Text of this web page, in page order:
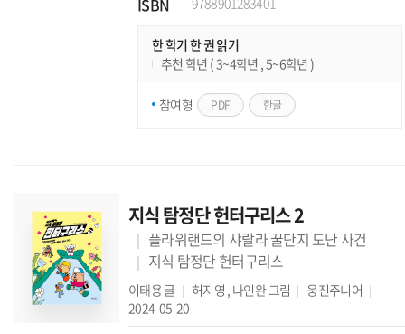
ISBN
한 학기 한 권 읽기
추천 학년 ( 3~4학년 , 5~6학년 )
참여형 PDF 한글
지식 탐정단 헌터구리스 2
플라워랜드의 샤랄라 꿀단지 도난 사건
지식 탐정단 헌터구리스
이태용글 허지영 , 나인완그림
웅진주니어
2024-05-20